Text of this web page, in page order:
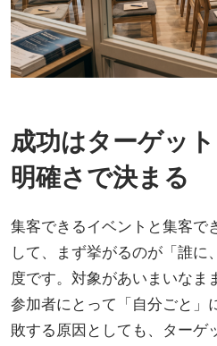
成功はターゲッ
明確さで決まる
集客できるイベントと集客で
して、まず挙がるのが「誰に
度です。対象があいまいなま
参加者にとって「自分ごと」
敗する原因としても、ターゲ